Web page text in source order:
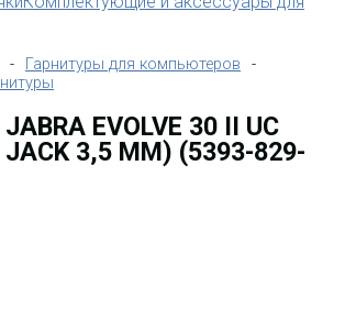
- Гарнитуры для компьютеров
-
EVOLVE 30 II UC
JACK 3,5 ММ) (5393-829-